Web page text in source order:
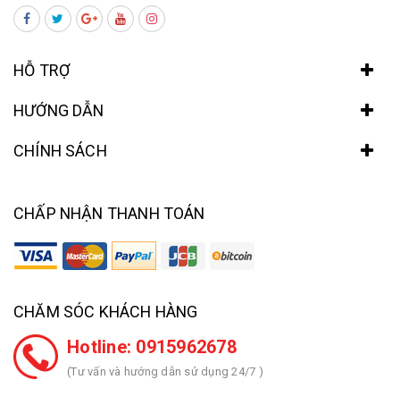
HỖ TRỢ
HƯỚNG DẪN
CHÍNH SÁCH
CHẤP NHẬN THANH TOÁN
CHĂM SÓC KHÁCH HÀNG
Hotline: 0915962678
(Tư vấn và hướng dẫn sử dụng 24/7 )